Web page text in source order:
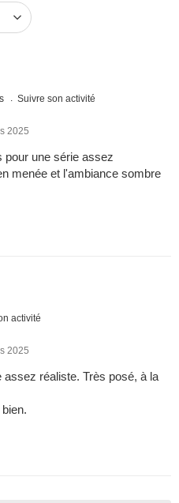
Suivre son activité
2025
pour une série assez
menée et l'ambiance sombre
activité
2025
réaliste. Très posé, à la